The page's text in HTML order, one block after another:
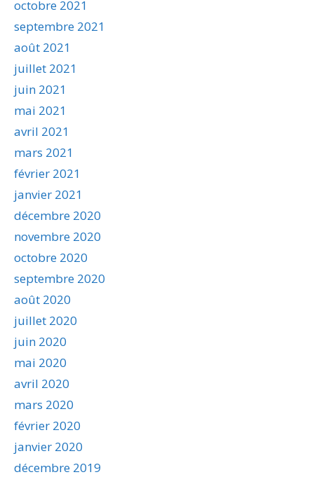
octobre 2021
septembre 2021
août 2021
juillet 2021
juin 2021
mai 2021
avril 2021
mars 2021
février 2021
janvier 2021
décembre 2020
novembre 2020
octobre 2020
septembre 2020
août 2020
juillet 2020
juin 2020
mai 2020
avril 2020
mars 2020
février 2020
janvier 2020
décembre 2019